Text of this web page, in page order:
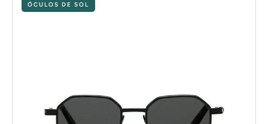
ÓCULOS DE SOL